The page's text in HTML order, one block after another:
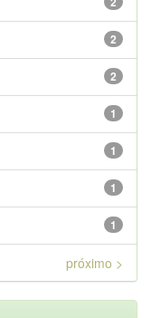
2
2
1
1
1
1
próximo >